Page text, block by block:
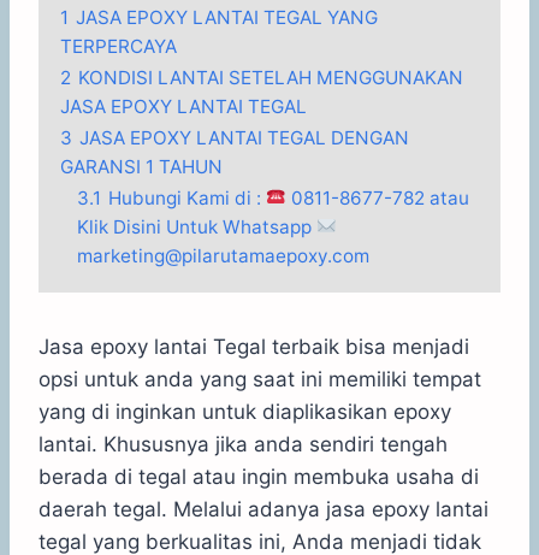
1 JASA EPOXY LANTAI TEGAL YANG
TERPERCAYA
2 KONDISI LANTAI SETELAH MENGGUNAKAN
JASA EPOXY LANTAI TEGAL
3 JASA EPOXY LANTAI TEGAL DENGAN
GARANSI 1 TAHUN
3.1 Hubungi Kami di :
0811-8677-782 atau
Klik Disini Untuk Whatsapp
marketing@pilarutamaepoxy.com
Jasa epoxy lantai Tegal terbaik bisa menjadi
opsi untuk anda yang saat ini memiliki tempat
yang di inginkan untuk diaplikasikan epoxy
lantai. Khususnya jika anda sendiri tengah
berada di tegal atau ingin membuka usaha di
daerah tegal. Melalui adanya jasa epoxy lantai
tegal yang berkualitas ini, Anda menjadi tidak